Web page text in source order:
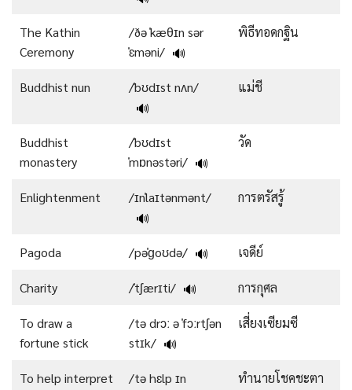
The Kathin
Ceremony
/ðə ˈkæθɪn sər
ˈɛməni/ 🔊
พิธีทอดกฐิน
Buddhist nun
/ˈbʊdɪst nʌn/
🔊
แม่ชี
Buddhist
monastery
/ˈbʊdɪst
ˈmɒnəstəri/ 🔊
วัด
Enlightenment
/ɪnˈlaɪtənmənt/
🔊
การตรัสรู้
Pagoda /pəˈɡoʊdə/ 🔊 เจดีย์
Charity /ˈtʃærɪti/ 🔊 การกุศล
To draw a
fortune stick
/tə drɔː ə ˈfɔːrtʃən
stɪk/ 🔊
เสี่ยงเซียมซี
To help interpret
/tə hɛlp ɪn
ทำนายโชคชะตา